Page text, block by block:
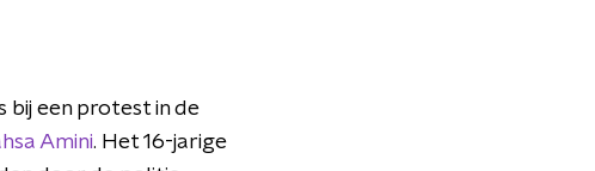
bij een protest in de
Amini. Het 16-jarige